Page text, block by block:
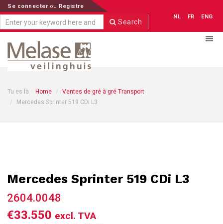
Se connecter ou Registre
Search
NL FR ENG
Tu es là Home
Ventes de gré à gré Transport
Mercedes Sprinter 519 CDi L3
Mercedes Sprinter 519 CDi L3
2604.0048
€33.550 excl. TVA